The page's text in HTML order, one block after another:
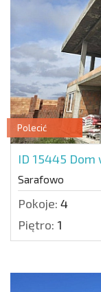
Polecić
ID 15445 Dom
Sarafowo
Pokoje: 4
Piętro: 1